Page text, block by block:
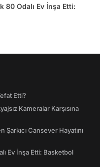
80 Odalı Ev İnşa Etti:
Etti?
Kameralar Karşısına
Cansever Hayatını
Ev İnşa Etti: Basketbol